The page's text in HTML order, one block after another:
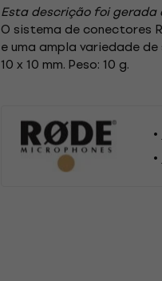
Esta descrição foi
O sistema de conectores
e uma ampla variedade
10 x 10 mm. Peso: 10 g.